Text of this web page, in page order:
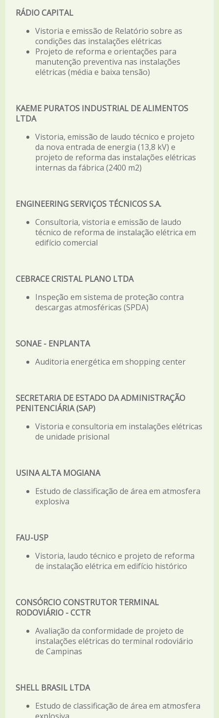
RÁDIO CAPITAL
Vistoria e emissão de Relatório sobre as
condições das instalações elétricas
Projeto de reforma e orientações para
manutenção preventiva nas instalações
elétricas (média e baixa tensão)
KAEME PURATOS INDUSTRIAL DE ALIMENTOS
LTDA
Vistoria, emissão de laudo técnico e projeto
da nova entrada de energia (13,8 kV) e
projeto de reforma das instalações elétricas
internas da fábrica (2400 m2)
ENGINEERING SERVIÇOS TÉCNICOS S.A.
Consultoria, vistoria e emissão de laudo
técnico de reforma de instalação elétrica em
edifício comercial
CEBRACE CRISTAL PLANO LTDA
Inspeção em sistema de proteção contra
descargas atmosféricas (SPDA)
SONAE - ENPLANTA
Auditoria energética em shopping center
SECRETARIA DE ESTADO DA ADMINISTRAÇÃO
PENITENCIÁRIA (SAP)
Vistoria e consultoria em instalações elétricas
de unidade prisional
USINA ALTA MOGIANA
Estudo de classificação de área em atmosfera
explosiva
FAU-USP
Vistoria, laudo técnico e projeto de reforma
de instalação elétrica em edifício histórico
CONSÓRCIO CONSTRUTOR TERMINAL
RODOVIÁRIO - CCTR
Avaliação da conformidade de projeto de
instalações elétricas do terminal rodoviário
de Campinas
SHELL BRASIL LTDA
Estudo de classificação de área em atmosfera